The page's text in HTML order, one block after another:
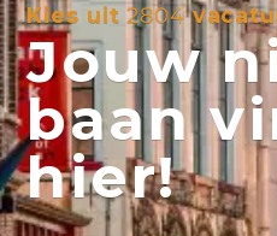
Kies uit2804
Jouw
baan
hier!